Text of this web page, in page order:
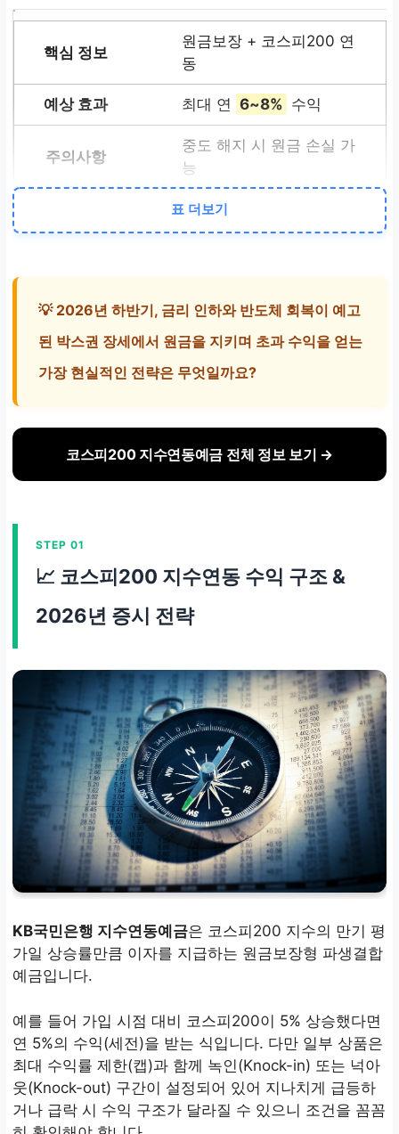
원금보장 + 코스피200 연
동
최대 연 6~8% 수익
중도 해지 시 원금 손실 가
능
디지털 넉아웃(Knock-Out)
넉아웃 구간 조건 필수 확
인
만기(1~3년)까지 자금 묶
표 더보기
💡 2026년 하반기, 금리 인하와 반도체 회복이 예고
된 박스권 장세에서 원금을 지키며 초과 수익을 얻는
가장 현실적인 전략은 무엇일까요?
코스피200 지수연동예금 전체 정보 보기 →
STEP 01
📈 코스피200 지수연동 수익 구조 &
2026년 증시 전략
KB국민은행 지수연동예금은 코스피200 지수의 만기 평
가일 상승률만큼 이자를 지급하는 원금보장형 파생결합
예금입니다.
예를 들어 가입 시점 대비 코스피200이 5% 상승했다면
연 5%의 수익(세전)을 받는 식입니다. 다만 일부 상품은
최대 수익률 제한(캡)과 함께 녹인(Knock-in) 또는 넉아
웃(Knock-out) 구간이 설정되어 있어 지나치게 급등하
거나 급락 시 수익 구조가 달라질 수 있으니 조건을 꼼꼼